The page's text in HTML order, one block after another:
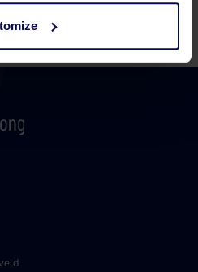
de juiste uitvoering te